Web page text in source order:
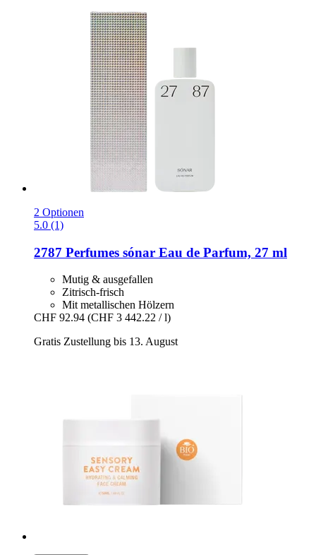
2 Optionen
5.0 (1)
2787 Perfumes sónar Eau de Parfum, 27 ml
Mutig & ausgefallen
Zitrisch-frisch
Mit metallischen Hölzern
CHF 92.94 (CHF 3 442.22 / l)
Gratis Zustellung bis 13. August